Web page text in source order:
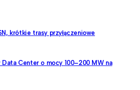
krótkie trasy przyłączeniowe
Data Center o mocy 100–200 MW na